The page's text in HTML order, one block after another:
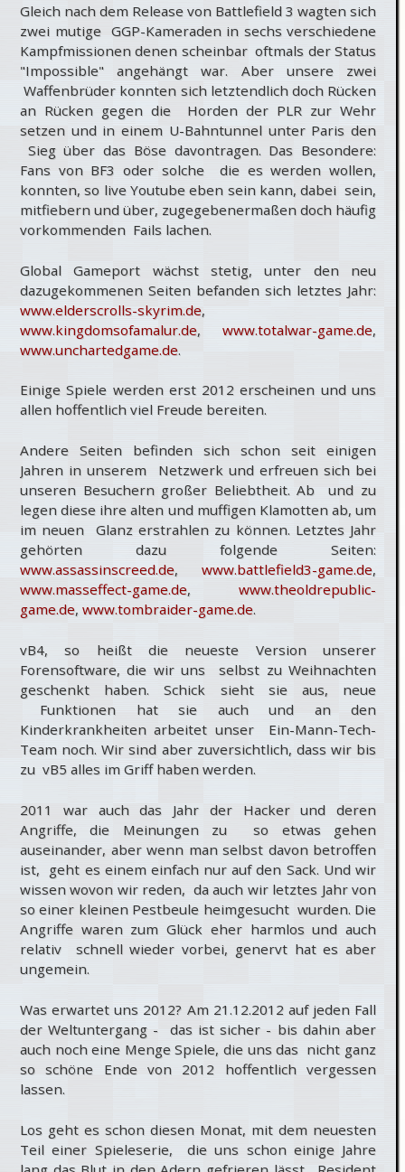
Gleich nach dem Release von Battlefield 3 wagten sich
zwei mutige GGP-Kameraden in sechs verschiedene
Kampfmissionen denen scheinbar oftmals der Status
"Impossible" angehängt war. Aber unsere zwei
Waffenbrüder konnten sich letztendlich doch Rücken
an Rücken gegen die Horden der PLR zur Wehr
setzen und in einem U-Bahntunnel unter Paris den
Sieg über das Böse davontragen. Das Besondere:
Fans von BF3 oder solche die es werden wollen,
konnten, so live Youtube eben sein kann, dabei sein,
mitfiebern und über, zugegebenermaßen doch häufig
vorkommenden Fails lachen.
Global Gameport wächst stetig, unter den neu
dazugekommenen Seiten befanden sich letztes Jahr:
www.elderscrolls-skyrim.de,
www.kingdomsofamalur.de, www.totalwar-game.de,
www.unchartedgame.de.
Einige Spiele werden erst 2012 erscheinen und uns
allen hoffentlich viel Freude bereiten.
Andere Seiten befinden sich schon seit einigen
Jahren in unserem Netzwerk und erfreuen sich bei
unseren Besuchern großer Beliebtheit. Ab und zu
legen diese ihre alten und muffigen Klamotten ab, um
im neuen Glanz erstrahlen zu können. Letztes Jahr
gehörten dazu folgende Seiten:
www.assassinscreed.de, www.battlefield3-game.de,
www.masseffect-game.de, www.theoldrepublic-
game.de, www.tombraider-game.de.
vB4, so heißt die neueste Version unserer
Forensoftware, die wir uns selbst zu Weihnachten
geschenkt haben. Schick sieht sie aus, neue
Funktionen hat sie auch und an den
Kinderkrankheiten arbeitet unser Ein-Mann-Tech-
Team noch. Wir sind aber zuversichtlich, dass wir bis
zu vB5 alles im Griff haben werden.
2011 war auch das Jahr der Hacker und deren
Angriffe, die Meinungen zu so etwas gehen
auseinander, aber wenn man selbst davon betroffen
ist, geht es einem einfach nur auf den Sack. Und wir
wissen wovon wir reden, da auch wir letztes Jahr von
so einer kleinen Pestbeule heimgesucht wurden. Die
Angriffe waren zum Glück eher harmlos und auch
relativ schnell wieder vorbei, genervt hat es aber
ungemein.
Was erwartet uns 2012? Am 21.12.2012 auf jeden Fall
der Weltuntergang - das ist sicher - bis dahin aber
auch noch eine Menge Spiele, die uns das nicht ganz
so schöne Ende von 2012 hoffentlich vergessen
lassen.
Los geht es schon diesen Monat, mit dem neuesten
Teil einer Spieleserie, die uns schon einige Jahre